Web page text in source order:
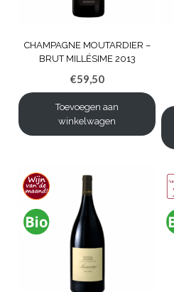
CHAMPAGNE MOUTARDIER –
BRUT MILLÉSIME 2013
€59,50
Toevoegen aan
winkelwagen